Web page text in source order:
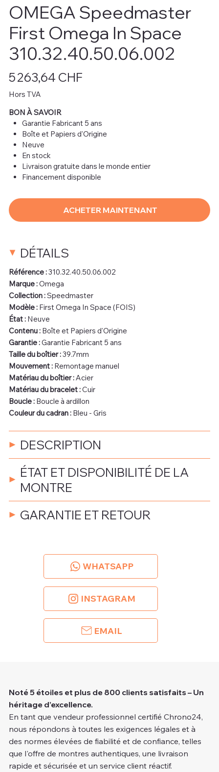
OMEGA Speedmaster
First Omega In Space
310.32.40.50.06.002
5 263,64 CHF
Hors TVA
BON À SAVOIR
Garantie Fabricant 5 ans
Boîte et Papiers d'Origine
Neuve
En stock
Livraison gratuite dans le monde entier
Financement disponible
ACHETER MAINTENANT
DÉTAILS
Référence :310.32.40.50.06.002
Marque :Omega
Collection :Speedmaster
Modèle : First Omega In Space (FOIS)
État :Neuve
Contenu :Boîte et Papiers d'Origine
Garantie :Garantie Fabricant 5 ans
Taille du boîtier :39.7mm
Mouvement : Remontage manuel
Matériau du boîtier :Acier
Matériau du bracelet :Cuir
Boucle : Boucle à ardillon
Couleur du cadran : Bleu - Gris
DESCRIPTION
ÉTAT ET DISPONIBILITÉ DE LA
MONTRE
GARANTIE ET RETOUR
WHATSAPP
INSTAGRAM
EMAIL
Noté 5 étoiles et plus de 800 clients satisfaits – Un
héritage d’excellence.
En tant que vendeur professionnel certifié Chrono24,
nous répondons à toutes les exigences légales et à
des normes élevées de fiabilité et de confiance, telles
que l'offre de montres authentiques, une livraison
rapide et sécurisée et un service client réactif.